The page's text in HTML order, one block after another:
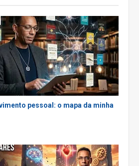
pessoal: o mapa da minha